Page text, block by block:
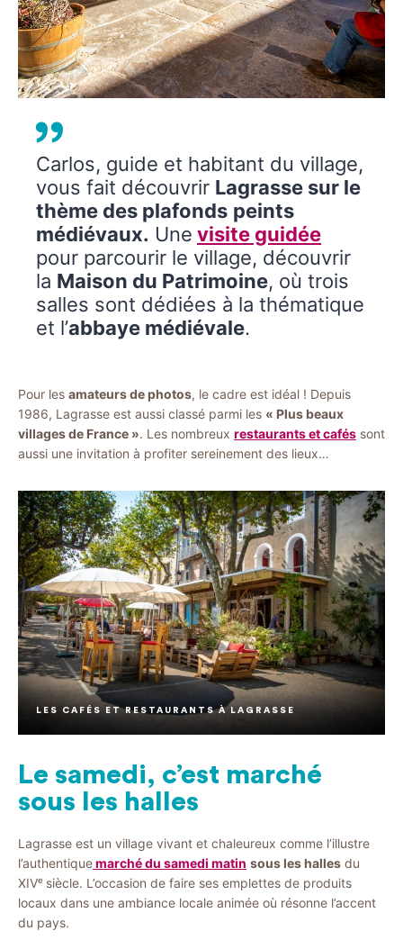
Carlos, guide et habitant du village,
vous fait découvrir Lagrasse sur le
thème des plafonds peints
médiévaux. Une visite guidée
pour parcourir le village, découvrir
la Maison du Patrimoine, où trois
salles sont dédiées à la thématique
et l’abbaye médiévale.
Pour les amateurs de photos, le cadre est idéal ! Depuis
1986, Lagrasse est aussi classé parmi les « Plus beaux
villages de France ». Les nombreux restaurants et cafés sont
aussi une invitation à profiter sereinement des lieux…
LES CAFÉS ET RESTAURANTS À LAGRASSE
Le samedi, c’est marché
sous les halles
Lagrasse est un village vivant et chaleureux comme l’illustre
l’authentiquemarché du samedi matin sous les halles du
XIVᵉ siècle. L’occasion de faire ses emplettes de produits
locaux dans une ambiance locale animée où résonne l’accent
du pays.